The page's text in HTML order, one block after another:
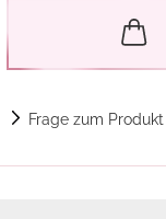
Frage zum Produkt